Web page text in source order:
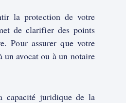
la protection de votre
de clarifier des points
Pour assurer que votre
avocat ou à un notaire
capacité juridique de la